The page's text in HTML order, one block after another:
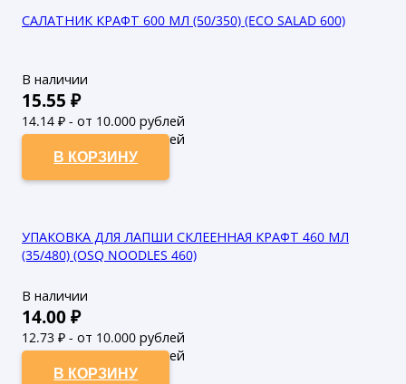
САЛАТНИК КРАФТ 600 МЛ (50/350) (ECO SALAD 600)
В наличии
15.55 ₽
14.14 ₽ - от 10.000 рублей
12.85₽ - от 50.000 рублей
В КОРЗИНУ
УПАКОВКА ДЛЯ ЛАПШИ СКЛЕЕННАЯ КРАФТ 460 МЛ
(35/480) (OSQ NOODLES 460)
В наличии
14.00₽
12.73 ₽ - от 10.000 рублей
11.57₽ - от 50.000 рублей
В КОРЗИНУ